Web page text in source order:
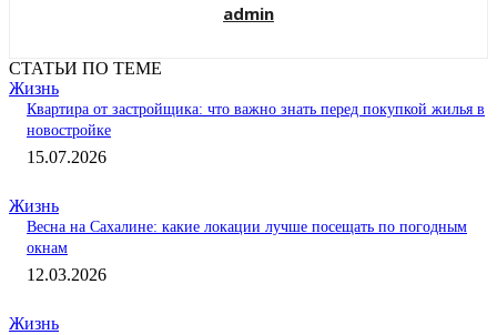
admin
СТАТЬИ ПО ТЕМЕ
Жизнь
Квартира от застройщика: что важно знать перед покупкой жилья в
новостройке
15.07.2026
Жизнь
Весна на Сахалине: какие локации лучше посещать по погодным
окнам
12.03.2026
Жизнь